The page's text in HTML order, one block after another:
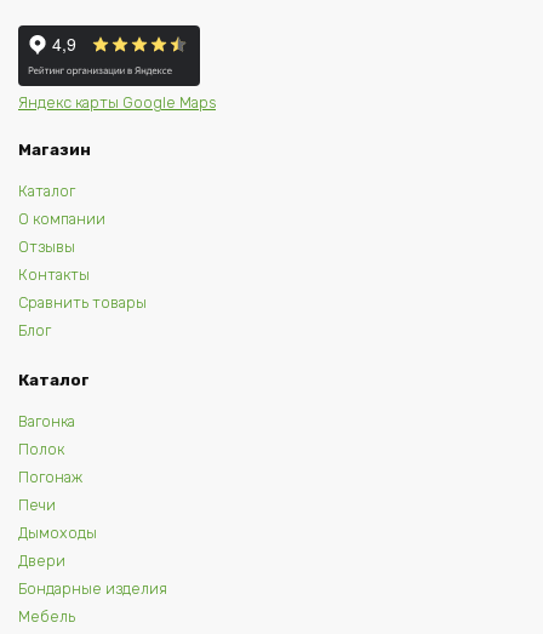
Яндекс карты Google Maps
Магазин
Каталог
О компании
Отзывы
Контакты
Сравнить товары
Блог
Каталог
Вагонка
Полок
Погонаж
Печи
Дымоходы
Двери
Бондарные изделия
Мебель